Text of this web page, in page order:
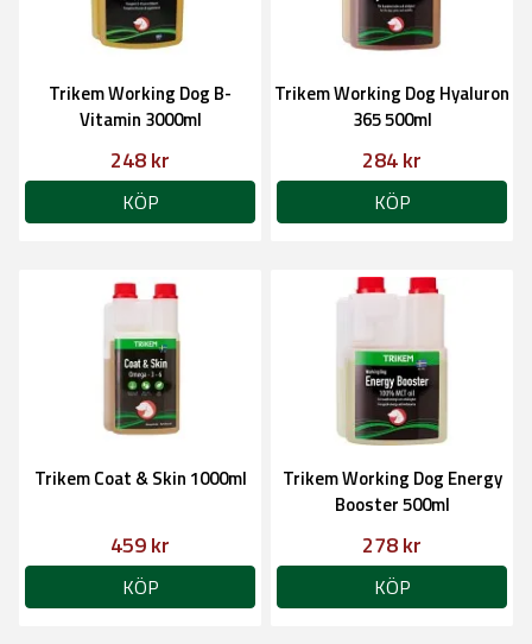
Trikem Working Dog B-
Vitamin 3000ml
248 kr
KÖP
Trikem Working Dog Hyaluron
365 500ml
284 kr
KÖP
Trikem Coat & Skin 1000ml
459 kr
KÖP
Trikem Working Dog Energy
Booster 500ml
278 kr
KÖP